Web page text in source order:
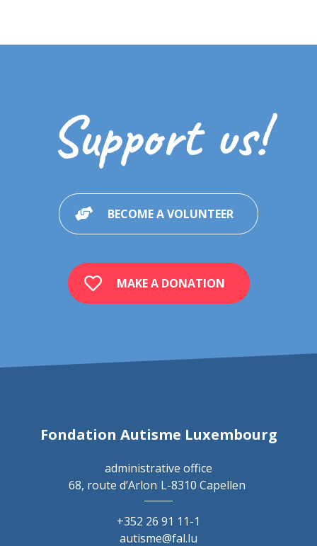
Support us!
BECOME A VOLUNTEER
MAKE A DONATION
Fondation Autisme Luxembourg
administrative office
68, route d’Arlon L-8310 Capellen
+352 26 91 11-1
autisme@fal.lu